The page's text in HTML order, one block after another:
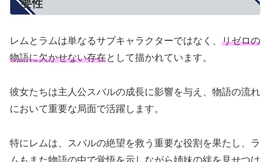
要性
レムとラムは単なるサブキャラクターではなく、 リゼロの
物語に欠かせない存在として描かれています。
彼女たちは主人公スバルの成長に影響を与え、物語の流れ
において重要な局面で活躍します。
特にレムは、スバルの絶望を救う重要な役割を果たし、ラ
ムもまた物語の中で覚悟を示しながら姉妹の絆を見せつけ